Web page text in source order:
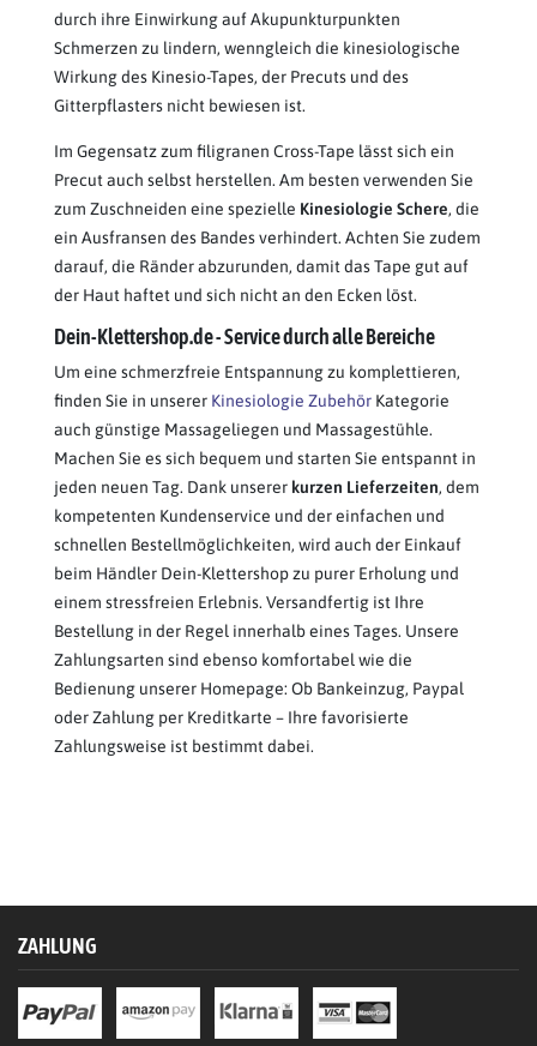
durch ihre Einwirkung auf Akupunkturpunkten
Schmerzen zu lindern, wenngleich die kinesiologische
Wirkung des Kinesio-Tapes, der Precuts und des
Gitterpflasters nicht bewiesen ist.
Im Gegensatz zum filigranen Cross-Tape lässt sich ein
Precut auch selbst herstellen. Am besten verwenden Sie
zum Zuschneiden eine spezielle Kinesiologie Schere, die
ein Ausfransen des Bandes verhindert. Achten Sie zudem
darauf, die Ränder abzurunden, damit das Tape gut auf
der Haut haftet und sich nicht an den Ecken löst.
Dein-Klettershop.de - Service durch alle Bereiche
Um eine schmerzfreie Entspannung zu komplettieren,
finden Sie in unserer Kinesiologie Zubehör Kategorie
auch günstige Massageliegen und Massagestühle.
Machen Sie es sich bequem und starten Sie entspannt in
jeden neuen Tag. Dank unserer kurzen Lieferzeiten, dem
kompetenten Kundenservice und der einfachen und
schnellen Bestellmöglichkeiten, wird auch der Einkauf
beim Händler Dein-Klettershop zu purer Erholung und
einem stressfreien Erlebnis. Versandfertig ist Ihre
Bestellung in der Regel innerhalb eines Tages. Unsere
Zahlungsarten sind ebenso komfortabel wie die
Bedienung unserer Homepage: Ob Bankeinzug, Paypal
oder Zahlung per Kreditkarte – Ihre favorisierte
Zahlungsweise ist bestimmt dabei.
ZAHLUNG